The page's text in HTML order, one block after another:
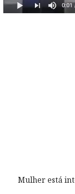
Mulher está